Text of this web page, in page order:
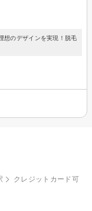
想のデザインを実現！脱毛
クレジットカード可